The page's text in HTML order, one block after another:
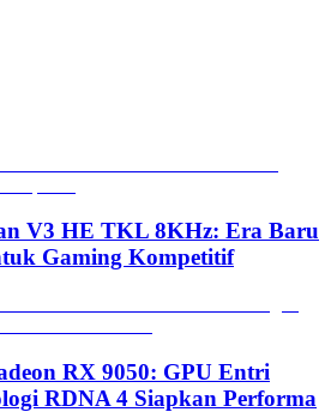
V3 HE TKL 8KHz: Era Baru
Gaming Kompetitif
RX 9050: GPU Entri
RDNA 4 Siapkan Performa